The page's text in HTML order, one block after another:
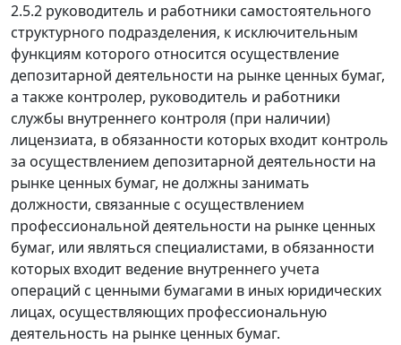
2.5.2 руководитель и работники самостоятельного
структурного подразделения, к исключительным
функциям которого относится осуществление
депозитарной деятельности на рынке ценных бумаг,
а также контролер, руководитель и работники
службы внутреннего контроля (при наличии)
лицензиата, в обязанности которых входит контроль
за осуществлением депозитарной деятельности на
рынке ценных бумаг, не должны занимать
должности, связанные с осуществлением
профессиональной деятельности на рынке ценных
бумаг, или являться специалистами, в обязанности
которых входит ведение внутреннего учета
операций с ценными бумагами в иных юридических
лицах, осуществляющих профессиональную
деятельность на рынке ценных бумаг.